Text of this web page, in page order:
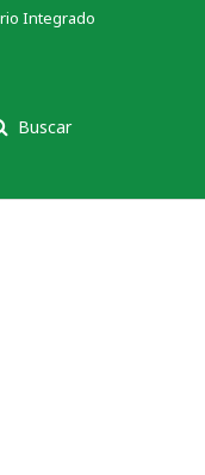
Buscar
Integrado